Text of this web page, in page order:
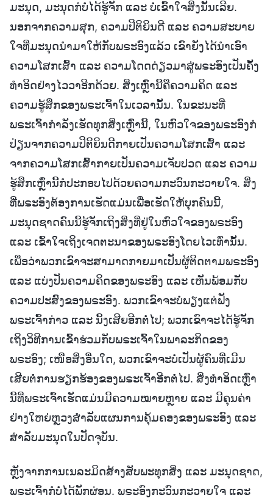
ມະນຸດ, ມະນຸດກໍບໍ່ໄດ້ຮູ້ຈັກ ແລະ ບໍ່ເຂົ້າໃຈສິ່ງນັ້ນເລີຍ.
ນອກຈາກຄວາມສຸກ, ຄວາມປິຕິຍິນດີ ແລະ ຄວາມສະບາຍ
ໃຈທີ່ມະນຸດນໍາມາໃຫ້ກັບພຣະອົງແລ້ວ ເຂົາຍັງໄດ້ນໍາເອົາ
ຄວາມໂສກເສົ້າ ແລະ ຄວາມໂດດດ່ຽວມາສູ່ພຣະອົງເປັນຄັ້ງ
ທຳອິດຢ່າງໄວວາອີກດ້ວຍ. ສິ່ງເຫຼົ່ານີ້ຄືຄວາມຄິດ ແລະ
ຄວາມຮູ້ສຶກຂອງພຣະເຈົ້າໃນເວລານັ້ນ. ໃນຂະນະທີ່
ພຣະເຈົ້າກຳລັງເຮັດທຸກສິ່ງເຫຼົ່ານີ້, ໃນຫົວໃຈຂອງພຣະອົງກໍ
ປ່ຽນຈາກຄວາມປິຕິຍິນດີກາຍເປັນຄວາມໂສກເສົ້າ ແລະ
ຈາກຄວາມໂສກເສົ້າກາຍເປັນຄວາມເຈັບປວດ ແລະ ຄວາມ
ຮູ້ສຶກເຫຼົ່ານີ້ກໍປະກອບໄປດ້ວຍຄວາມກະວົນກະວາຍໃຈ. ສິ່ງ
ທີ່ພຣະອົງຕ້ອງການເຮັດແມ່ນເພື່ອເຮັດໃຫ້ບຸກຄົນນີ້,
ມະນຸດຊາດຄົນນີ້ຮູ້ຈັກເຖິງສິ່ງທີ່ຢູ່ໃນຫົວໃຈຂອງພຣະອົງ
ແລະ ເຂົ້າໃຈເຖິງເຈດຕະນາຂອງພຣະອົງໂດຍໄວເທົ່ານັ້ນ.
ເພື່ອວ່າພວກເຂົາຈະສາມາດກາຍມາເປັນຜູ້ຕິດຕາມພຣະອົງ
ແລະ ແບ່ງປັນຄວາມຄິດຂອງພຣະອົງ ແລະ ເຫັນພ້ອມກັບ
ຄວາມປະສົງຂອງພຣະອົງ. ພວກເຂົາຈະບໍ່ພຽງແຕ່ຟັງ
ພຣະເຈົ້າກ່າວ ແລະ ນິ້ງເສີຍອີກຕໍ່ໄປ; ພວກເຂົາຈະໄດ້ຮູ້ຈັກ
ເຖິງວິທີການເຂົ້າຮ່ວມກັບພຣະເຈົ້າໃນພາລະກິດຂອງ
ພຣະອົງ; ເໜືອສິ່ງອື່ນໃດ, ພວກເຂົາຈະບໍ່ເປັນຜູ້ຄົນທີ່ເມີນ
ເສີຍຕໍ່ການຮຽກຮ້ອງຂອງພຣະເຈົ້າອີກຕໍ່ໄປ. ສິ່ງທຳອິດເຫຼົ່າ
ນີ້ທີ່ພຣະເຈົ້າເຮັດແມ່ນມີຄວາມໝາຍຫຼາຍ ແລະ ມີຄຸນຄ່າ
ຢ່າງໃຫຍ່ຫຼວງສຳລັບແຜນການຄຸ້ມຄອງຂອງພຣະອົງ ແລະ
ສຳລັບມະນຸດໃນປັດຈຸບັນ.
ຫຼັງຈາກການເນລະມິດສ້າງສັບພະທຸກສິ່ງ ແລະ ມະນຸດຊາດ,
ພຣະເຈົ້າກໍບໍ່ໄດ້ພັກຜ່ອນ. ພຣະອົງກະວົນກະວາຍໃຈ ແລະ